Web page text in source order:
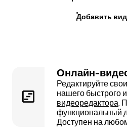
Добавить
Онлайн-
Редактируйте
нашего быстрого
видеоредактора .
функциональный
Доступен на